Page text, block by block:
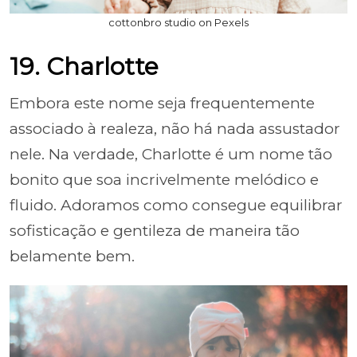
cottonbro studio on Pexels
19. Charlotte
Embora este nome seja frequentemente
associado à realeza, não há nada assustador
nele. Na verdade, Charlotte é um nome tão
bonito que soa incrivelmente melódico e
fluido. Adoramos como consegue equilibrar
sofisticação e gentileza de maneira tão
belamente bem.